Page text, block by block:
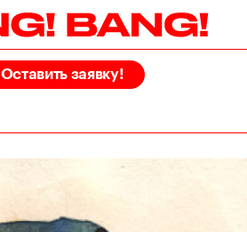
Оставить заявку!